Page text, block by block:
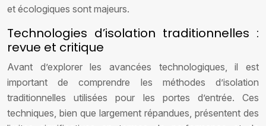
et écologiques sont majeurs.
Technologies d’isolation traditionnelles :
revue et critique
Avant d’explorer les avancées technologiques, il est
important de comprendre les méthodes d’isolation
traditionnelles utilisées pour les portes d’entrée. Ces
techniques, bien que largement répandues, présentent des